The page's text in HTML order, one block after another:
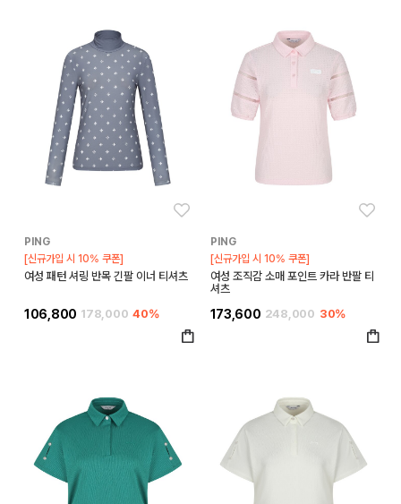
PING
[신규가입 시 10% 쿠폰]
여성 패턴 셔링 반목 긴팔 이너 티셔츠
106,800 178,000 40%
PING
[신규가입 시 10% 쿠폰]
여성 조직감 소매 포인트 카라 반팔 티
셔츠
173,600 248,000 30%